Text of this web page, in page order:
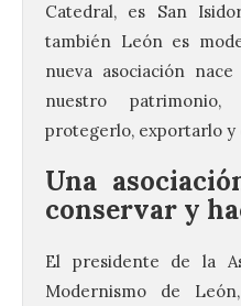
Catedral, es San
también León es
nueva asociación
nuestro patrimonio,
protegerlo, exportarlo y
Una
conservar y
El presidente de la
Modernismo de